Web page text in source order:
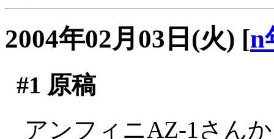
2004年02月03日(火) [n
#1 原稿
アンフィニAZ-1さん